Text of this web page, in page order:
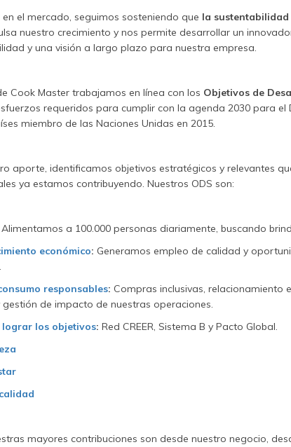
el mercado, seguimos sosteniendo que la
nuestro crecimiento y nos permite desarrollar un
y una visión a largo plazo para nuestra empresa.
Cook Master trabajamos en línea con los Objetivos de
requeridos para cumplir con la agenda 2030 para el
miembro de las Naciones Unidas en 2015.
aporte, identificamos objetivos estratégicos y relevantes
ya estamos contribuyendo. Nuestros ODS son:
Alimentamos a 100.000 personas diariamente, buscando
económico: Generamos empleo de calidad y
responsables: Compras inclusivas, relacionamiento
de impacto de nuestras operaciones.
los objetivos: Red CREER, Sistema B y Pacto Global.
mayores contribuciones son desde nuestro negocio,